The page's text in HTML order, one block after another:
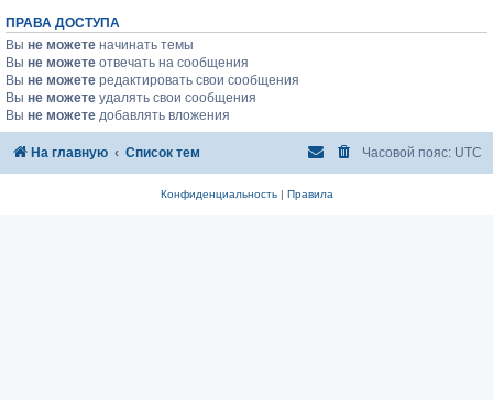
ПРАВА ДОСТУПА
Вы не можете начинать темы
Вы не можете отвечать на сообщения
Вы не можете редактировать свои сообщения
Вы не можете удалять свои сообщения
Вы не можете добавлять вложения
На главную Список тем Часовой пояс: UTC
Конфиденциальность| Правила